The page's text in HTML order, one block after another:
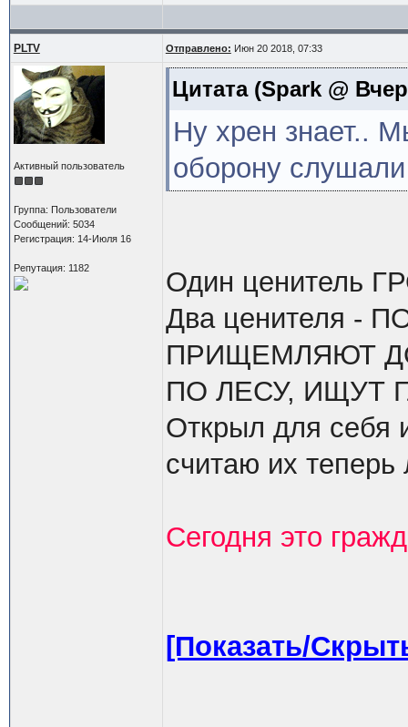
PLTV Отправлено: Июн 20 2018, 07:33
Активный пользователь
Группа: Пользователи
Сообщений: 5034
Регистрация: 14-Июля 16
Репутация: 1182
Цитата(Spark @
Ну хрен знает..
оборону слушали
Один ценитель
Два ценителя
ПРИЩЕМЛЯЮТ
ПО ЛЕСУ, ИЩУТ
Открыл для себя
считаю их
Сегодня это
[Показать/